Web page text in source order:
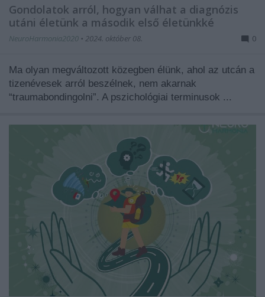
Gondolatok arról, hogyan válhat a diagnózis
utáni életünk a második első életünkké
NeuroHarmonia2020 • 2024. október 08. 0
Ma olyan megváltozott közegben élünk, ahol az utcán a
tizenévesek arról beszélnek, nem akarnak
“traumabondingolni”. A pszichológiai terminusok ...